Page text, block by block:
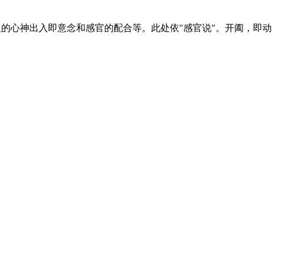
心神出入即意念和感官的配合等。此处依"感官说"。开阖，即动